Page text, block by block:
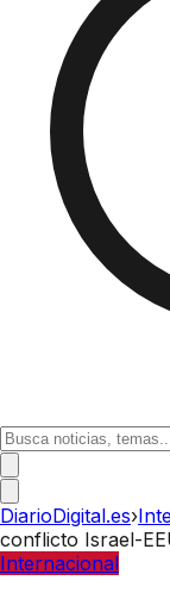
DiarioDigital.es›
conflicto Israel-
Internacional